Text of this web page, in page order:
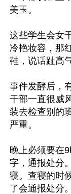
美玉。
这些学生会女
冷艳妆容，那
鞋，说话趾高
事件发酵后，
干部一直很威
装去检查别的
严重。
晚上必须要在
字，通报处分
寝。查寝的时
了会通报处分。